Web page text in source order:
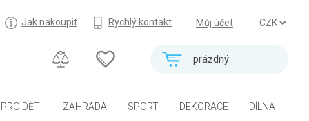
Můj účet
Jak nakoupit Rychlý kontakt
prázdný
PRO DĚTI ZAHRADA SPORT DEKORACE DÍLNA